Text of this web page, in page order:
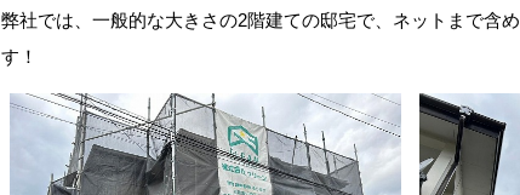
弊社では、一般的な大きさの2階建ての邸宅で、ネットまで含
す！